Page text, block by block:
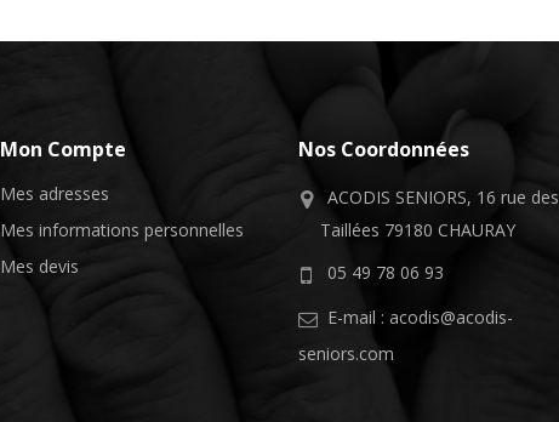
Mon Compte
Mes adresses
Mes informations personnelles
Mes devis
Nos Coordonnées
ACODIS SENIORS, 16 rue des
Taillées 79180 CHAURAY
05 49 78 06 93
E-mail : acodis@acodis-
seniors.com